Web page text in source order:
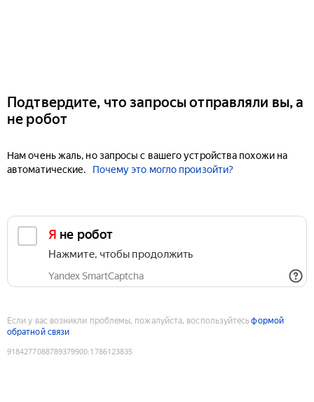
Подтвердите, что запросы отправляли вы, а
не робот
Нам очень жаль, но запросы с вашего устройства похожи на
автоматические.
Почему это могло произойти?
Я не робот
Нажмите, чтобы продолжить
Yandex SmartCaptcha
Если у вас возникли проблемы, пожалуйста, воспользуйтесьформой
обратной связи
9184277088789379900:1786123835